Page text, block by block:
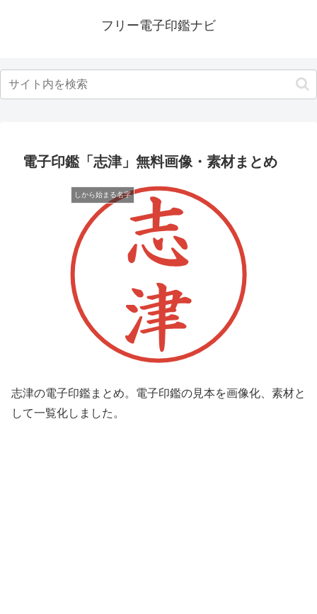
フリー電子印鑑ナビ
電子印鑑「志津」無料画像・素材まとめ
しから始まる名字
志津の電子印鑑まとめ。電子印鑑の見本を画像化、素材と
して一覧化しました。